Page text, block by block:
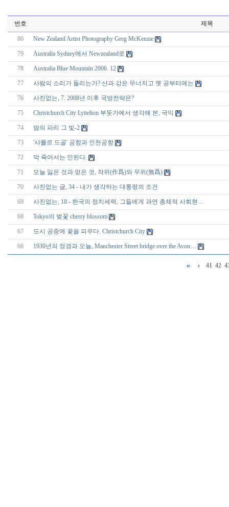
번호 제목
80 New Zealand Artist Photography Greg McKenzie
79 Australia Sydney에서 Newzealand로
78 Australia Blue Mountain 2006. 12
77 사람의 소리가 들리는가? 산과 강은 무너지고 옛 공부터에는
76 사진없는, 7. 2008년 이후 국방전략은?
75 Christchurch City Lyttelton 부둣가에서 생각해 본, 국익
74 밤의 파리 그 빛-2
73 '샤를르 드골' 공항과 인천공항
72 막 죽어서는 인된다.
71 오늘 잃은 것과 얻은 것, 작위(作爲)와 무위(無爲)
70 사진없는 글, 34 - 내가 생각하는 대통령의 조건
69 사진없는, 18 - 한국의 정치세력, 그들에게 과연 총체적 사회현…
68 Tokyo의 벚꽃 cherry blossom
67 도시 공중에 꽃을 피우다. Christchurch City
66 1930년의 정경과 오늘, Manchester Street bridge over the Avon…
41 42